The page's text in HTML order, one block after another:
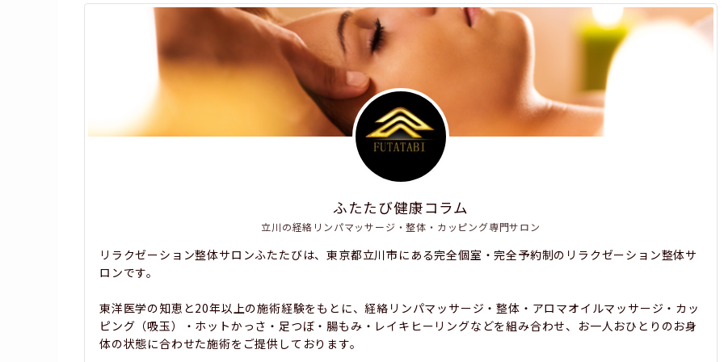
ふたたび健康コラム
立川の経絡リンパマッサージ・整体・カッピング専門サロン
リラクゼーション整体サロンふたたびは、東京都立川市にある完全個室・完全予約制のリラクゼーション整体サ
ロンです。
東洋医学の知恵と20年以上の施術経験をもとに、経絡リンパマッサージ・整体・アロマオイルマッサージ・カッ
ピング（吸玉）・ホットかっさ・足つぼ・腸もみ・レイキヒーリングなどを組み合わせ、お一人おひとりのお身
体の状態に合わせた施術をご提供しております。